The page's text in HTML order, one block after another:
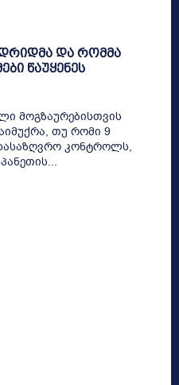
და რომმა
წაუყენეს
მოგზაურებისთვის
თუ რომი 9
კონტროლს,